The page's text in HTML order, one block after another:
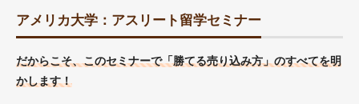
アメリカ大学：アスリート留学セミナー
だからこそ、このセミナーで「勝てる売り込み方」のすべてを明
かします！